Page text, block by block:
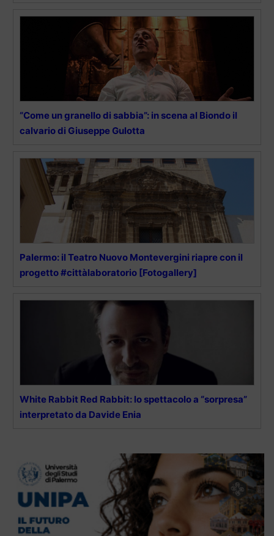
“Come un granello di sabbia”: in scena al Biondo il
calvario di Giuseppe Gulotta
Palermo: il Teatro Nuovo Montevergini riapre con il
progetto #cittàlaboratorio [Fotogallery]
White Rabbit Red Rabbit: lo spettacolo a “sorpresa”
interpretato da Davide Enia